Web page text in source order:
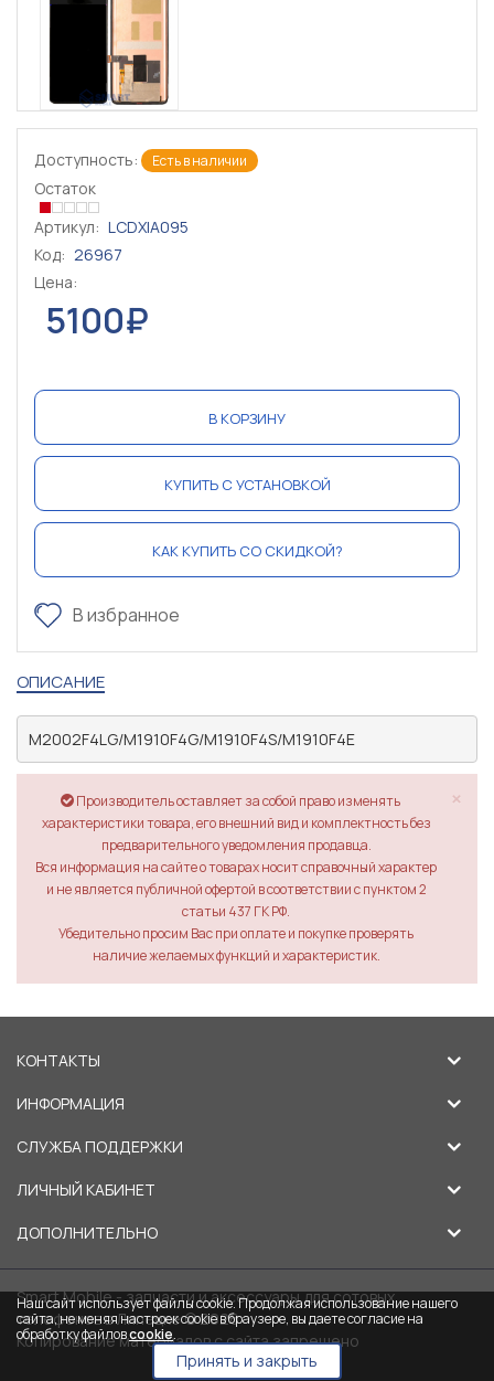
Доступность: Есть в наличии
Остаток
Артикул: LCDXIA095
Код: 26967
Цена:
5100₽
В КОРЗИНУ
КУПИТЬ С УСТАНОВКОЙ
КАК КУПИТЬ СО СКИДКОЙ?
В избранное
ОПИСАНИЕ
M2002F4LG/M1910F4G/M1910F4S/M1910F4E
×
Производитель оставляет за собой право изменять
характеристики товара, его внешний вид и комплектность без
предварительного уведомления продавца.
Вся информация на сайте о товарах носит справочный характер
и не является публичной офертой в соответствии с пунктом 2
статьи 437 ГК РФ.
Убедительно просим Вас при оплате и покупке проверять
наличие желаемых функций и характеристик.
КОНТАКТЫ
ИНФОРМАЦИЯ
СЛУЖБА ПОДДЕРЖКИ
ЛИЧНЫЙ КАБИНЕТ
ДОПОЛНИТЕЛЬНО
Smart Mobile - запчасти и аксессуары для сотовых
телефонов в Липецке © 2026
Копирование материалов с сайта запрещено
Наш сайт использует файлы cookie. Продолжая использование нашего
сайта, не меняя настроек cookie в браузере, вы даете согласие на
обработку файловcookie.
Принять и закрыть